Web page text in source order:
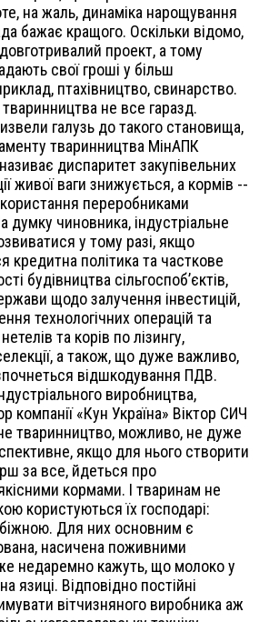
на жаль, динаміка нарощування
бажає кращого. Оскільки відомо,
проект, а тому
свої гроші у більш
птахівництво, свинарство.
тваринництва не все гаразд.
галузь до такого становища,
тваринництва МінАПК
диспаритет закупівельних
живої ваги знижується, а кормів --
переробниками
думку чиновника, індустріальне
у тому разі, якщо
кредитна політика та часткове
будівництва сільгоспоб’єктів,
щодо залучення інвестицій,
технологічних операцій та
та корів по лізингу,
а також, що дуже важливо,
відшкодування ПДВ.
виробництва,
компанії «Кун Україна» Віктор СИЧ
тваринництво, можливо, не дуже
якщо для нього створити
за все, йдеться про
кормами. І тваринам не
користуються їх господарі:
Для них основним є
насичена поживними
недаремно кажуть, що молоко у
язиці. Відповідно постійні
вітчизняного виробника аж